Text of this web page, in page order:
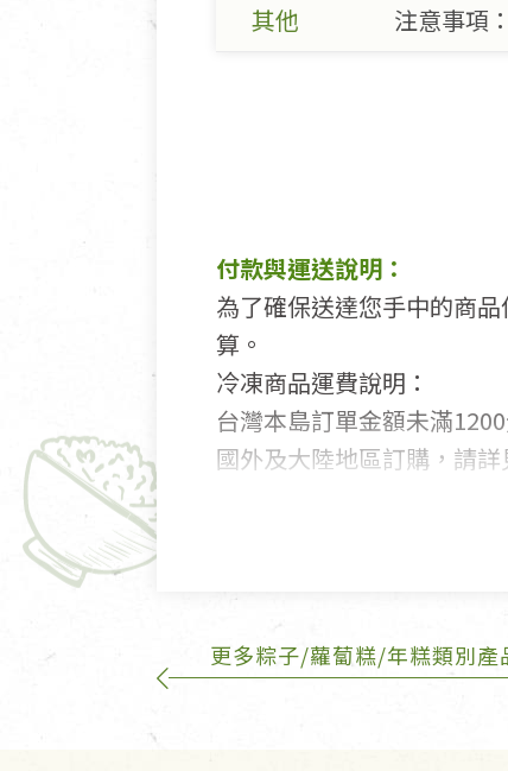
其他
注意事項
付款與運送說明：
為了確保送達您手中的商
算。
冷凍商品運費說明：
台灣本島訂單金額未滿
國外及大陸地區訂購，請詳
商品包裝外觀樣式色澤以實
若商品發生新品瑕疵，可申
若您購買的商品有下列「
更多粽子/蘿蔔糕/年糕類別產